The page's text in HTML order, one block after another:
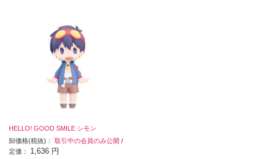
HELLO! GOOD SMILE シモン
卸価格(税抜)： 取引中の会員のみ公開 /
定価： 1,636 円